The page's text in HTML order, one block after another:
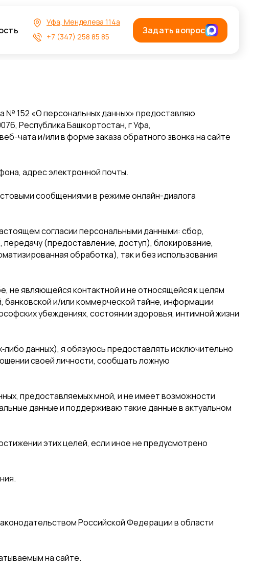
Уфа, Менделева 114а
+7 (347) 258 85 85
Задать вопрос
№ 152 «О персональных данных» предоставляю
Республика Башкортостан, г Уфа,
чата и/или в форме заказа обратного звонка на сайте
адрес электронной почты.
сообщениями в режиме онлайн-диалога
согласии персональными данными: сбор,
(предоставление, доступ), блокирование,
обработка), так и без использования
не являющейся контактной и не относящейся к целям
и/или коммерческой тайне, информации
убеждениях, состоянии здоровья, интимной жизни
данных), я обязуюсь предоставлять исключительно
своей личности, сообщать ложную
предоставляемых мной, и не имеет возможности
данные и поддерживаю такие данные в актуальном
этих целей, если иное не предусмотрено
Российской Федерации в области
на сайте.